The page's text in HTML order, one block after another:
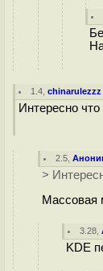
1.4 ,chinarulezzz
Интересно
2.5 ,
>
Массовая
3.28 ,
KDE